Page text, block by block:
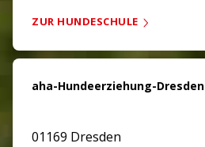
ZUR HUNDESCHULE
aha-Hundeerziehung-Dresden
01169 Dresden